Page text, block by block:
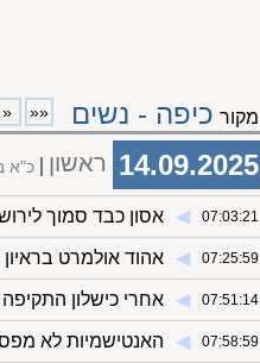
מקור כיפה - נשים ««
«
14.09.2025 ראשון כ"א
07:03:21
◀︎ אסון כבד סמוך
07:25:59
◀︎ אהוד אולמרט
07:51:14
◀︎ אחרי כישלון
07:58:59
◀︎ האנטישמיות לא